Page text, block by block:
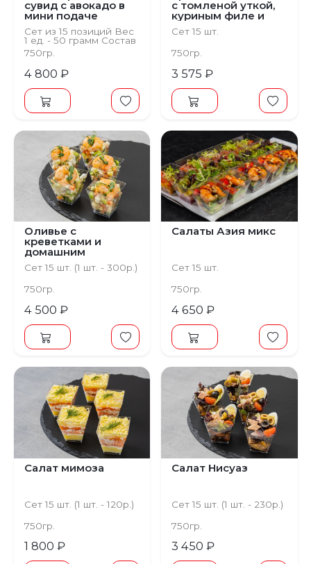
сувид с авокадо в
мини подаче
Сет из 15 позиций Вес
1 ед. - 50 грамм Состав
Креветка су вид,
гуакамоле, свит чили,
руккола, лола-росса,
авокадо
750гр.
4 800 ₽
с томленой уткой,
куриным филе и
тунец
Сет 15 шт.
750гр.
3 575 ₽
Оливье с
креветками и
домашним
майонезом
Сет 15 шт. (1 шт. - 300р.)
750гр.
4 500 ₽
Салаты Азия микс
Сет 15 шт.
750гр.
4 650 ₽
Салат мимоза
Сет 15 шт. (1 шт. - 120р.)
750гр.
1 800 ₽
Салат Нисуаз
Сет 15 шт. (1 шт. - 230р.)
750гр.
3 450 ₽